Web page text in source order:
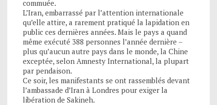
commuée.
L’Iran, embarrassé par l’attention internationale
qu’elle attire, a rarement pratiqué la lapidation en
public ces dernières années. Mais le pays a quand
même exécuté 388 personnes l’année dernière –
plus qu’aucun autre pays dans le monde, la Chine
exceptée, selon Amnesty International, la plupart
par pendaison.
Ce soir, les manifestants se ont rassemblés devant
l’ambassade d’Iran à Londres pour exiger la
libération de Sakineh.